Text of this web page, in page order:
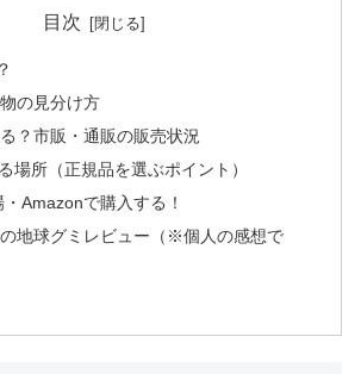
目次
の見分け方
？市販・通販の販売状況
場所（正規品を選ぶポイント）
Amazonで購入する！
地球グミレビュー（※個人の感想で